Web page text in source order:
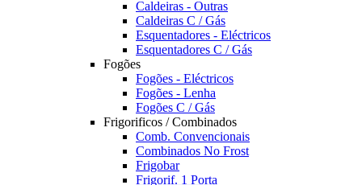
Caldeiras - Outras
Caldeiras C / Gás
Esquentadores - Eléctricos
Esquentadores C / Gás
Fogões
Fogões - Eléctricos
Fogões - Lenha
Fogões C / Gás
Frigorificos / Combinados
Comb. Convencionais
Combinados No Frost
Frigobar
Frigorif. 1 Porta